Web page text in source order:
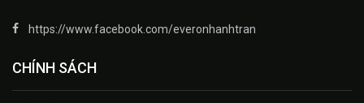
https://www.facebook.com/everonhanhtran
CHÍNH SÁCH